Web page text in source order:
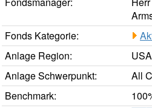
Fonds Kategorie:
Anlage Region:
USA
Anlage Schwerpunkt:
All
Benchmark: